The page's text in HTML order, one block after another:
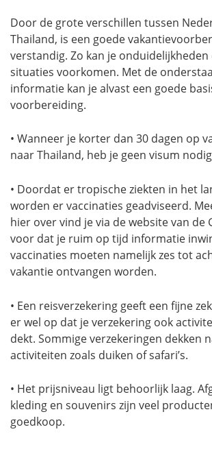
Door de grote verschillen tussen
Thailand, is een goede
verstandig. Zo kan je
situaties voorkomen. Met de
informatie kan je alvast een goede
voorbereiding.
• Wanneer je korter dan 30 dagen op
naar Thailand, heb je geen visum
• Doordat er tropische ziekten in het
worden er vaccinaties geadviseerd.
hier over vind je via de website van de
voor dat je ruim op tijd informatie
vaccinaties moeten namelijk zes tot
vakantie ontvangen worden.
• Een reisverzekering geeft een fijne
er wel op dat je verzekering ook
dekt. Sommige verzekeringen dekken
activiteiten zoals duiken of safari’s.
• Het prijsniveau ligt behoorlijk laag.
kleding en souvenirs zijn veel
goedkoop.